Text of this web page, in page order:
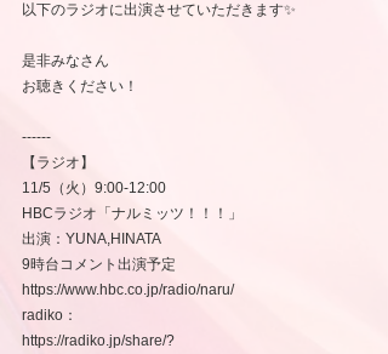
以下のラジオに出演させていただきます✨
是非みなさん
お聴きください！
------
【ラジオ】
11/5（火）9:00-12:00
HBCラジオ「ナルミッツ！！！」
出演：YUNA,HINATA
9時台コメント出演予定
https://www.hbc.co.jp/radio/naru/
radiko：
https://radiko.jp/share/?